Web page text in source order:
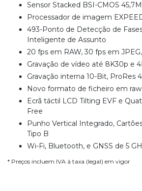
Sensor Stacked BSI-CMOS
Processador de imagem
493-Ponto de Detecção de
Inteligente de Assunto
20 fps em RAW, 30 fps em
Gravação de vídeo até 8K30p e
Gravação interna 10-Bit, ProRes
Novo formato de ficheiro em
Ecrã táctil LCD Tilting EVF e
Free
Punho Vertical Integrado,
Tipo B
Wi-Fi, Bluetooth, e GNSS de 5
* Preços incluem IVA à taxa (legal) em vigor